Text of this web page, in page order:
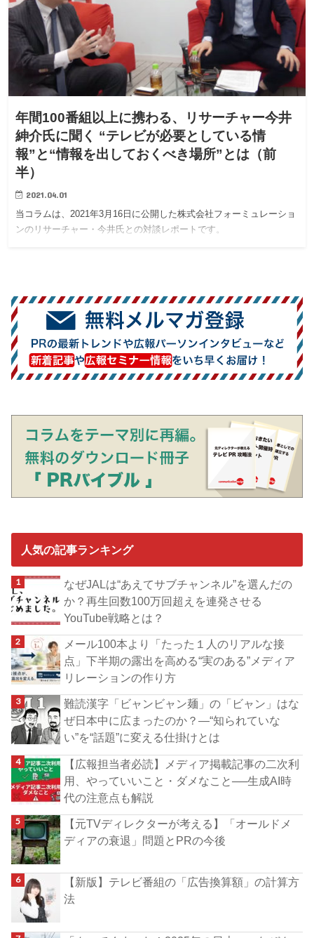
年間100番組以上に携わる、リサーチャー今井
紳介氏に聞く “テレビが必要としている情
報”と“情報を出しておくべき場所”とは（前
半）
2021.04.01
当コラムは、2021年3月16日に公開した株式会社フォーミュレーショ
ンのリサーチャー・今井氏との対談レポートです。
人気の記事ランキング
なぜJALは“あえてサブチャンネル”を選んだの
か？再生回数100万回超えを連発させる
YouTube戦略とは？
メール100本より「たった１人のリアルな接
点」下半期の露出を高める“実のある”メディア
リレーションの作り方
難読漢字「ビャンビャン麺」の「ビャン」はな
ぜ日本中に広まったのか？―“知られていな
い”を“話題”に変える仕掛けとは
【広報担当者必読】メディア掲載記事の二次利
用、やっていいこと・ダメなこと──生成AI時
代の注意点も解説
【元TVディレクターが考える】「オールドメ
ディアの衰退」問題とPRの今後
【新版】テレビ番組の「広告換算額」の計算方
法